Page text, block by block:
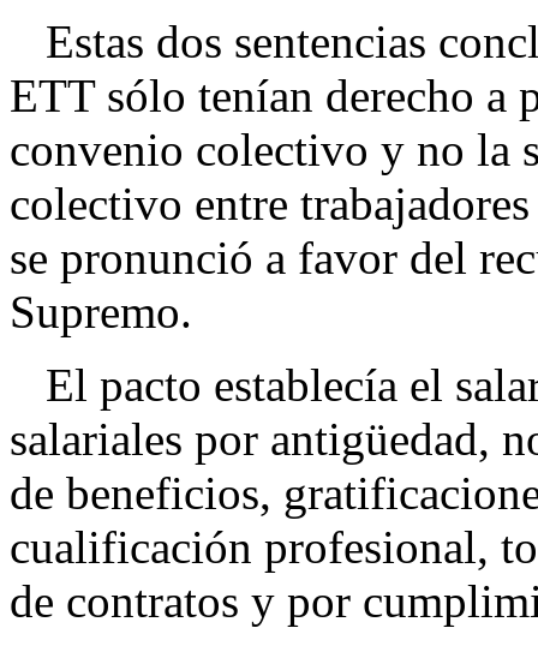
Estas dos sentencias
ETT sólo tenían derecho
convenio colectivo y no la
colectivo entre
se pronunció a favor del
Supremo.
El pacto establecía el
salariales por antigüedad,
de beneficios,
cualificación profesional,
de contratos y por